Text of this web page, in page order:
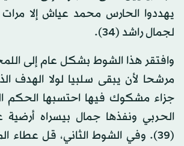
يهددوا الحارس محمد عياش إلا مرات
لجمال راشد (34).
وافتقر هذا الشوط بشكل عام إلى
مرشحا لأن يبقى سلبيا لولا الهدف
جزاء مشكوك فيها احتسبها الحكم
الحربي ونفذها جمال بيسراه
(39). وفي الشوط الثاني، قل عطاء